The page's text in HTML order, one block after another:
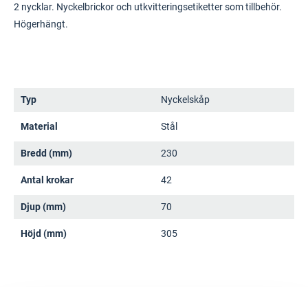
2 nycklar. Nyckelbrickor och utkvitteringsetiketter som tillbehör.
Högerhängt.
Typ Nyckelskåp
Material Stål
Bredd (mm) 230
Antal krokar 42
Djup (mm) 70
Höjd (mm) 305